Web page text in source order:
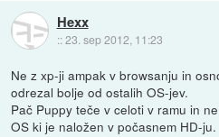
Hexx
::23. sep 2012, 11:23
Ne z xp-ji ampak v browsanju in
odrezal bolje od ostalih OS-jev.
Pač Puppy teče v celoti v ramu in
OS ki je naložen v počasnem HD-ju.